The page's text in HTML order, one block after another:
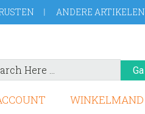
ANDERE ARTIKELEN
WINKELMAND